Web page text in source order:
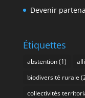
Devenir
Étiquettes
abstention(1)
biodiversité rurale
collectivités